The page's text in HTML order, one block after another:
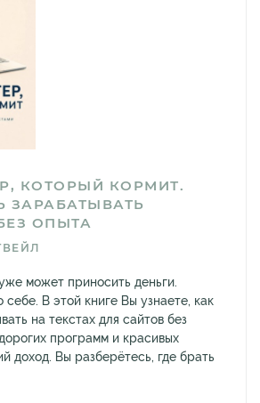
КОТОРЫЙ КОРМИТ.
ЗАРАБАТЫВАТЬ
ОПЫТА
может приносить деньги.
себе. В этой книге Вы узнаете, как
на текстах для сайтов без
программ и красивых
доход. Вы разберётесь, где брать